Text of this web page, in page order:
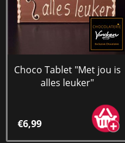
Choco Tablet "Met jou is
alles leuker"
€6,99